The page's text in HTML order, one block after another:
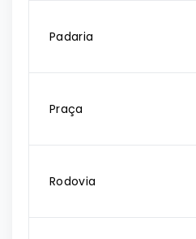
Padaria
Praça
Rodovia